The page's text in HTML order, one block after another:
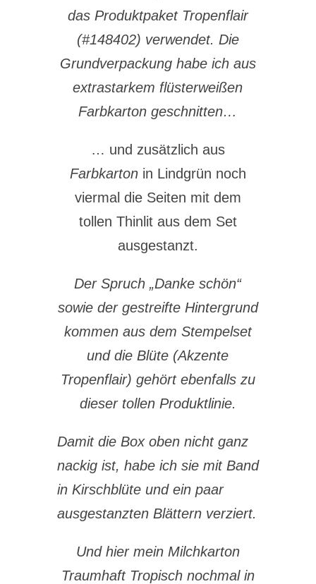
das Produktpaket Tropenflair
(#148402) verwendet. Die
Grundverpackung habe ich aus
extrastarkem flüsterweißen
Farbkarton geschnitten…
… und zusätzlich aus
Farbkartonin Lindgrün noch
viermal die Seiten mit dem
tollen Thinlit aus dem Set
ausgestanzt.
Der Spruch „Danke schön“
sowie der gestreifte Hintergrund
kommen aus dem Stempelset
und die Blüte (Akzente
Tropenflair) gehört ebenfalls zu
dieser tollen Produktlinie.
Damit die Box oben nicht ganz
nackig ist, habe ich sie mit Band
in Kirschblüte und ein paar
ausgestanzten Blättern verziert.
Und hier mein Milchkarton
Traumhaft Tropisch nochmal in